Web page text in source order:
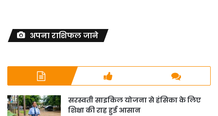
अपना राशिफल जाने
सरस्वती साइकिल योजना से हंसिका के लिए
शिक्षा की राह हुई आसान